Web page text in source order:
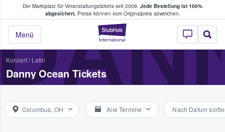
Der Marktplatz für Veranstaltungstickets seit 2009. Jede Bestellung ist 100%
abgesichert.Preise können vom Originalpreis abweichen.
StubHub - Wo
Menü
Tickets kaufen & verkaufen
Konzert/ Latin
Danny Ocean Tickets
Columbus, OH Alle Termine Nach Datum